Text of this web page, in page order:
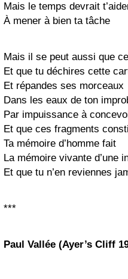
Mais le temps devrait
À mener à bien ta tâche
Mais il se peut aussi que
Et que tu déchires cette
Et répandes ses morceaux
Dans les eaux de ton
Par impuissance à
Et que ces fragments
Ta mémoire d’homme fait
La mémoire vivante d’une
Et que tu n’en reviennes
***
Paul Vallée (Ayer’s Cliff